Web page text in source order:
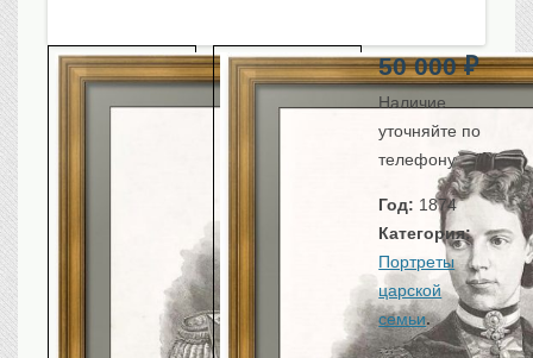
Прочие
Охота. Флора. Фауна
50 000₽
Наличие
уточняйте по
телефону
Год: 1874
Категория:
Портреты
царской
семьи.
…